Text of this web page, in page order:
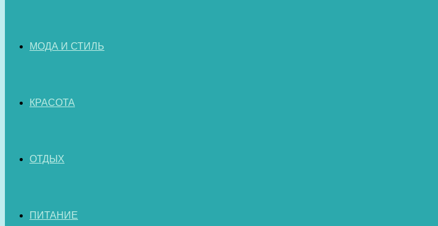
МОДА И СТИЛЬ
КРАСОТА
ОТДЫХ
ПИТАНИЕ